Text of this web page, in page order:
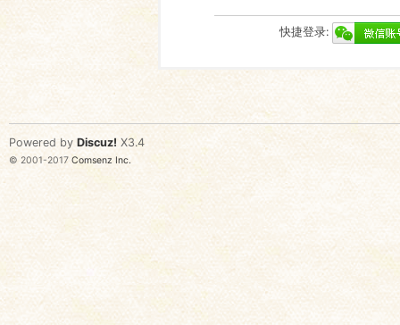
快捷登录:
Powered by Discuz! X3.4
© 2001-2017 Comsenz Inc.